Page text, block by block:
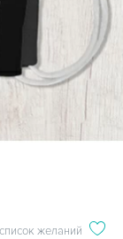
желаний